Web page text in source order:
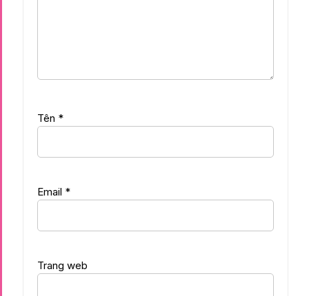
Tên *
Email *
Trang web